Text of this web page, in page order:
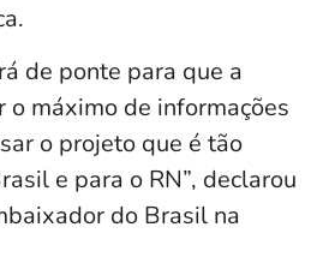
de ponte para que a
o máximo de informações
o projeto que é tão
e para o RN”, declarou
do Brasil na